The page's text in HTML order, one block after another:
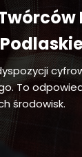
To
środowisk.